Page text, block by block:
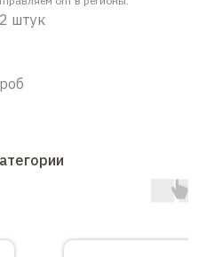
штук